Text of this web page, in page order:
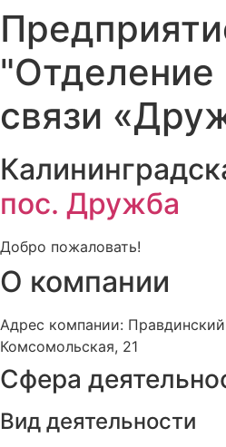
"Отделение
связи
пос. Дружба
Добро пожаловать!
О компании
Адрес компании:
Комсомольская, 21
Сфера
Вид деятельности